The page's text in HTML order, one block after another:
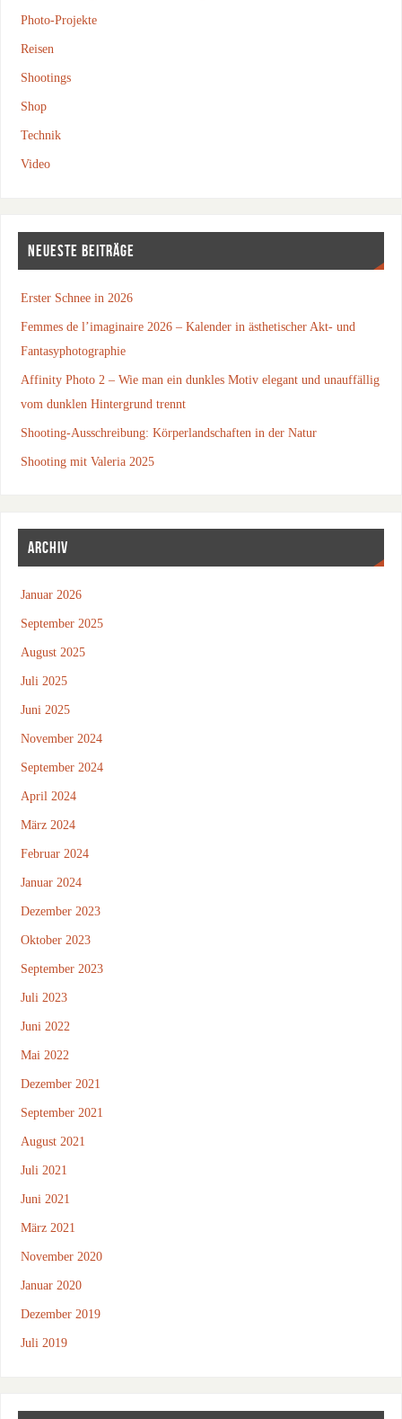
Photo-Projekte
Reisen
Shootings
Shop
Technik
Video
NEUESTE BEITRÄGE
Erster Schnee in 2026
Femmes de l’imaginaire 2026 – Kalender in ästhetischer Akt- und
Fantasyphotographie
Affinity Photo 2 – Wie man ein dunkles Motiv elegant und unauffällig
vom dunklen Hintergrund trennt
Shooting-Ausschreibung: Körperlandschaften in der Natur
Shooting mit Valeria 2025
ARCHIV
Januar 2026
September 2025
August 2025
Juli 2025
Juni 2025
November 2024
September 2024
April 2024
März 2024
Februar 2024
Januar 2024
Dezember 2023
Oktober 2023
September 2023
Juli 2023
Juni 2022
Mai 2022
Dezember 2021
September 2021
August 2021
Juli 2021
Juni 2021
März 2021
November 2020
Januar 2020
Dezember 2019
Juli 2019